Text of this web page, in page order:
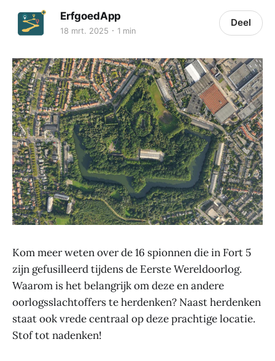
ErfgoedApp
18 mrt. 2025 1 min
Deel
Kom meer weten over de 16 spionnen die in Fort 5
zijn gefusilleerd tijdens de Eerste Wereldoorlog.
Waarom is het belangrijk om deze en andere
oorlogsslachtoffers te herdenken? Naast herdenken
staat ook vrede centraal op deze prachtige locatie.
Stof tot nadenken!